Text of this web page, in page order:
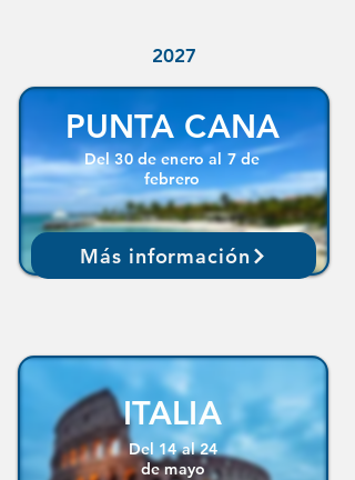
2027
Del 30 de enero al 7 de
febrero
PUNTA CANA
Más información
Del 14 al 24
de mayo
ITALIA